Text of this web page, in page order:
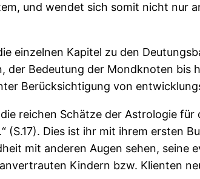
und wendet sich somit nicht nur
einzelnen Kapitel zu den
Bedeutung der Mondknoten bis
Berücksichtigung von
reichen Schätze der Astrologie
(S.17). Dies ist ihr mit ihrem ersten
mit anderen Augen sehen, seine
Kindern bzw. Klienten